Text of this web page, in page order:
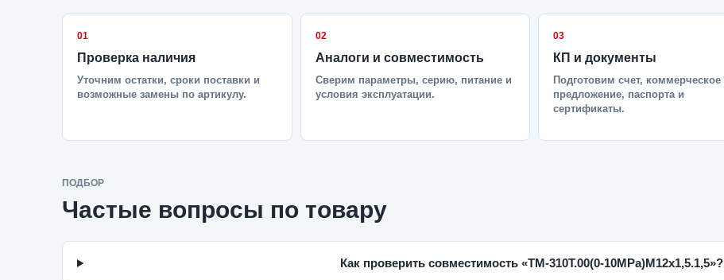
01
Проверка наличия
Уточним остатки, сроки поставки и
возможные замены по артикулу.
02
Аналоги и совместимость
Сверим параметры, серию, питание и
условия эксплуатации.
03
КП и документы
Подготовим счет, коммерческое
предложение, паспорта и
сертификаты.
ПОДБОР
Частые вопросы по товару
Как проверить совместимость «ТМ-310Т.00(0-10MPa)M12x1,5.1,5»?